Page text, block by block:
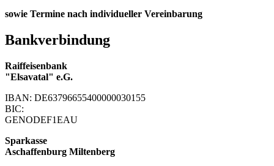
sowie Termine nach individueller Vereinbarung
Bankverbindung
Raiffeisenbank
"Elsavatal" e.G.
IBAN: DE63796655400000030155
BIC:
GENODEF1EAU
Sparkasse
Aschaffenburg Miltenberg